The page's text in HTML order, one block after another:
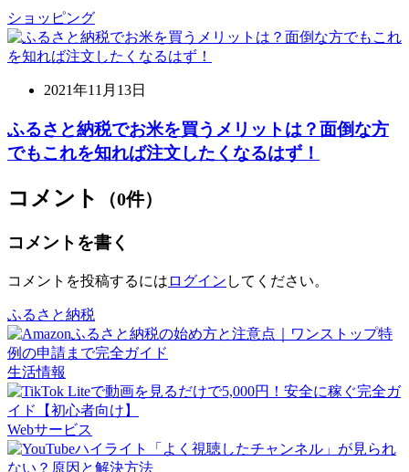
ショッピング
2021年11月13日
ふるさと納税でお米を買うメリットは？面倒な方
でもこれを知れば注文したくなるはず！
コメント （0件）
コメントを書く
コメントを投稿するには ログイン してください。
ふるさと納税
生活情報
Webサービス